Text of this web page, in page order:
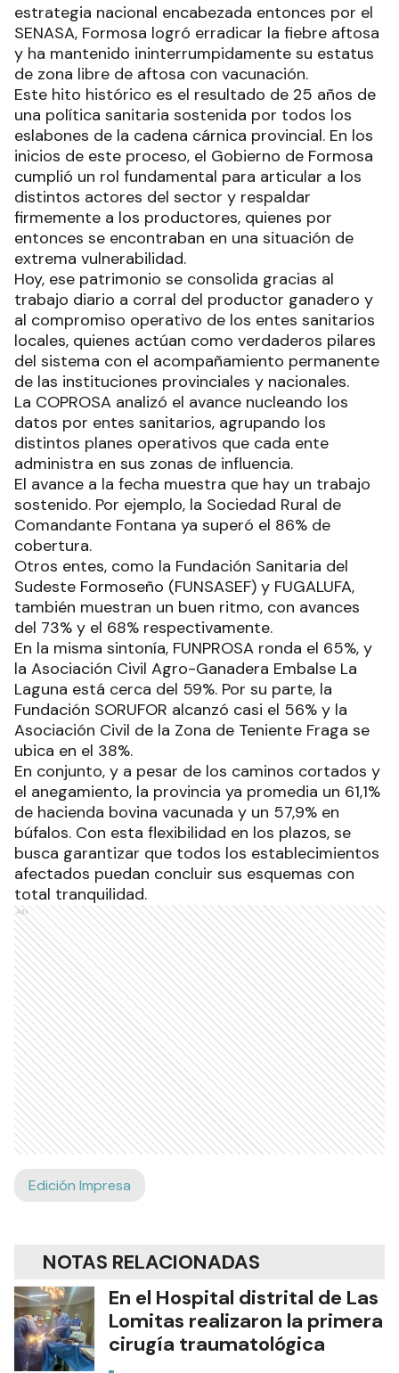
Un estatus sanitario sostenido
Desde el año 2001, en el marco de una exitosa
estrategia nacional encabezada entonces por el
SENASA, Formosa logró erradicar la fiebre aftosa
y ha mantenido ininterrumpidamente su estatus
de zona libre de aftosa con vacunación.
Este hito histórico es el resultado de 25 años de
una política sanitaria sostenida por todos los
eslabones de la cadena cárnica provincial. En los
inicios de este proceso, el Gobierno de Formosa
cumplió un rol fundamental para articular a los
distintos actores del sector y respaldar
firmemente a los productores, quienes por
entonces se encontraban en una situación de
extrema vulnerabilidad.
Hoy, ese patrimonio se consolida gracias al
trabajo diario a corral del productor ganadero y
al compromiso operativo de los entes sanitarios
locales, quienes actúan como verdaderos pilares
del sistema con el acompañamiento permanente
de las instituciones provinciales y nacionales.
La COPROSA analizó el avance nucleando los
datos por entes sanitarios, agrupando los
distintos planes operativos que cada ente
administra en sus zonas de influencia.
El avance a la fecha muestra que hay un trabajo
sostenido. Por ejemplo, la Sociedad Rural de
Comandante Fontana ya superó el 86% de
cobertura.
Otros entes, como la Fundación Sanitaria del
Sudeste Formoseño (FUNSASEF) y FUGALUFA,
también muestran un buen ritmo, con avances
del 73% y el 68% respectivamente.
En la misma sintonía, FUNPROSA ronda el 65%, y
la Asociación Civil Agro-Ganadera Embalse La
Laguna está cerca del 59%. Por su parte, la
Fundación SORUFOR alcanzó casi el 56% y la
Asociación Civil de la Zona de Teniente Fraga se
ubica en el 38%.
En conjunto, y a pesar de los caminos cortados y
el anegamiento, la provincia ya promedia un 61,1%
de hacienda bovina vacunada y un 57,9% en
búfalos. Con esta flexibilidad en los plazos, se
busca garantizar que todos los establecimientos
afectados puedan concluir sus esquemas con
total tranquilidad.
Ads
Edición Impresa
NOTAS RELACIONADAS
En el Hospital distrital de Las